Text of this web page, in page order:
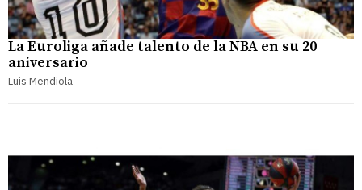
La Euroliga añade talento de la NBA en su 20
aniversario
Luis Mendiola